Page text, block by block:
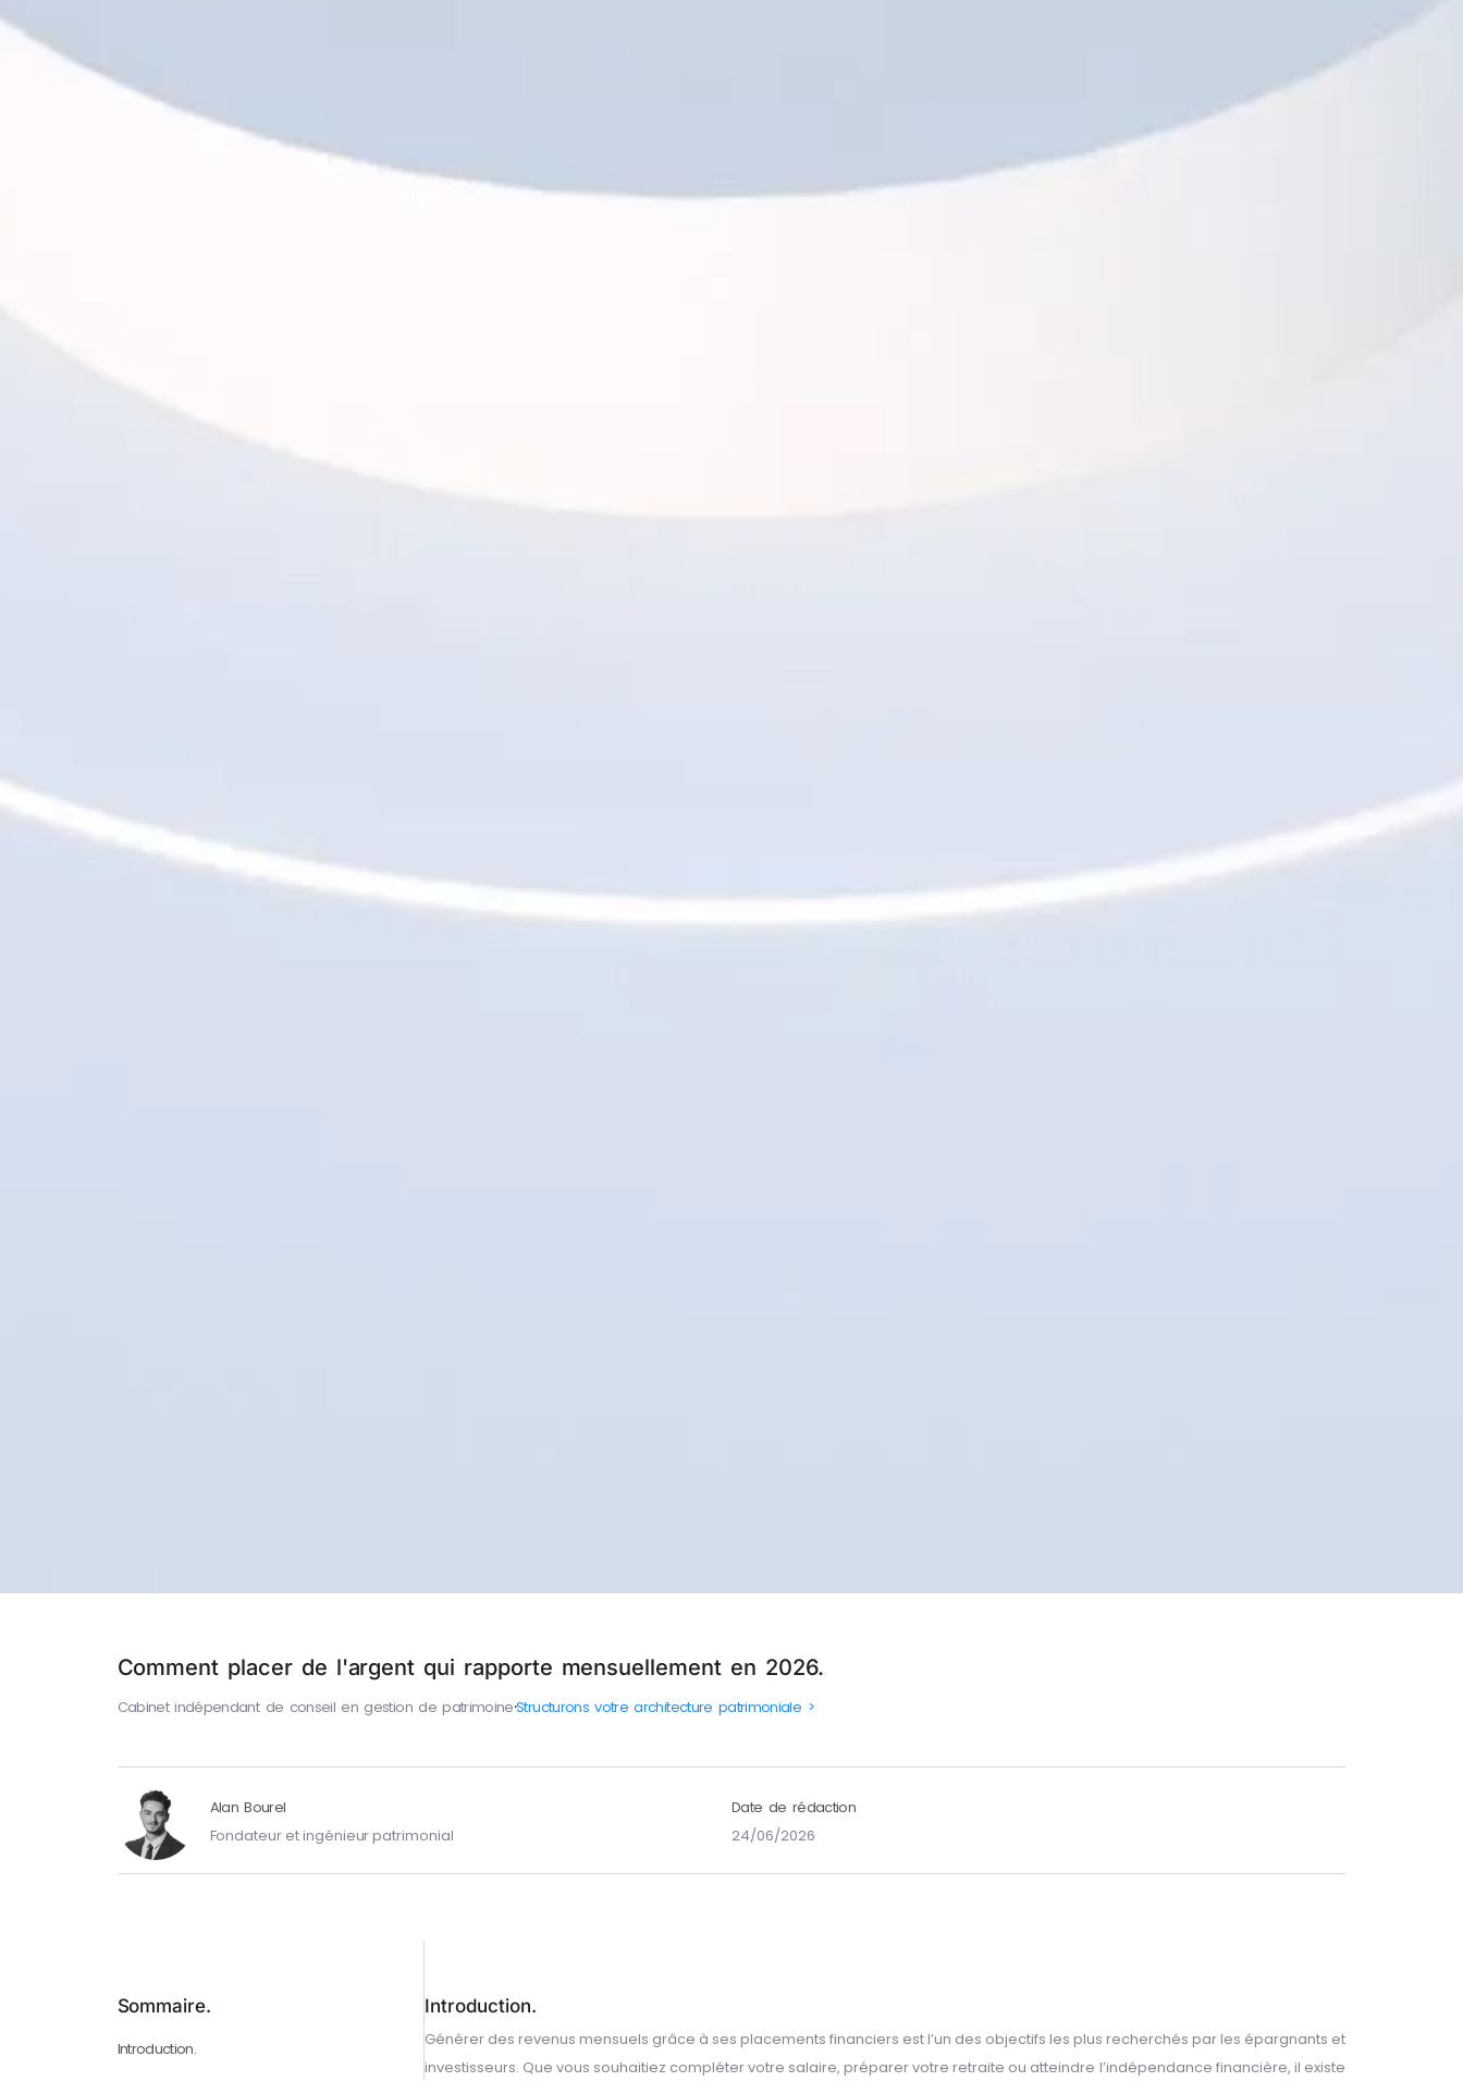
Comment placer de l'argent qui rapporte mensuellement en 2026.
Cabinet indépendant de conseil en gestion de patrimoine⸱Structurons votre architecture patrimoniale >
Alan Bourel
Fondateur et ingénieur patrimonial
Date de rédaction
24/06/2026
Sommaire.
Introduction.
Introduction.
Générer des revenus mensuels grâce à ses placements financiers est l’un des objectifs les plus recherchés par les épargnants et
investisseurs. Que vous souhaitiez compléter votre salaire, préparer votre retraite ou atteindre l’indépendance financière, il existe